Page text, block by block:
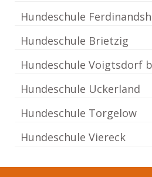
Hundeschule
Hundeschule Brietzig
Hundeschule Voigtsdorf
Hundeschule Uckerland
Hundeschule Torgelow
Hundeschule Viereck